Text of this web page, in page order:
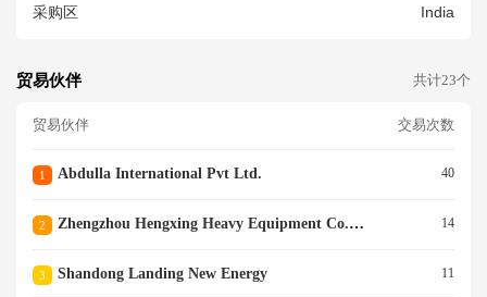
采购区 India
贸易伙伴 共计23个
贸易伙伴 交易次数
1 Abdulla International Pvt Ltd. 40
2 Zhengzhou Hengxing Heavy Equipment Co.ltd. 14
3 Shandong Landing New Energy 11